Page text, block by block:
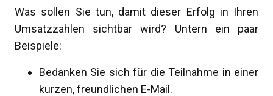
Was sollen Sie tun, damit dieser Erfolg in Ihren
Umsatzzahlen sichtbar wird? Untern ein paar
Beispiele:
Bedanken Sie sich für die Teilnahme in einer
kurzen, freundlichen E-Mail.